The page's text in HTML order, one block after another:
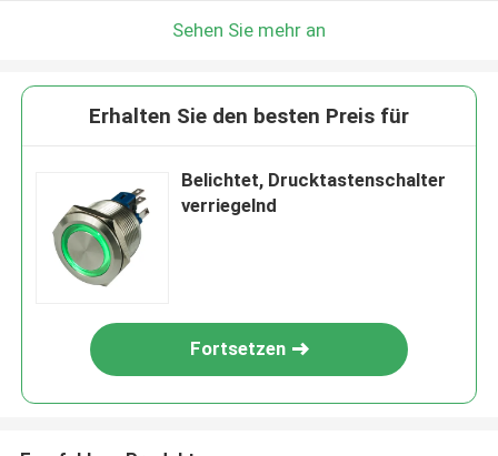
Sehen Sie mehr an
Erhalten Sie den besten Preis für
Belichtet, Drucktastenschalter
verriegelnd
Fortsetzen